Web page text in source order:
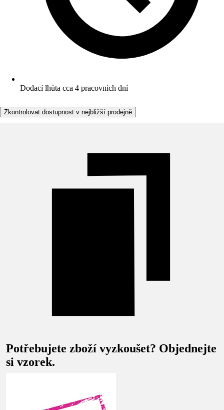
Dodací lhůta cca 4 pracovních dní
Zkontrolovat dostupnost v nejbližší prodejně
Potřebujete zboží vyzkoušet? Objednejte
si vzorek.